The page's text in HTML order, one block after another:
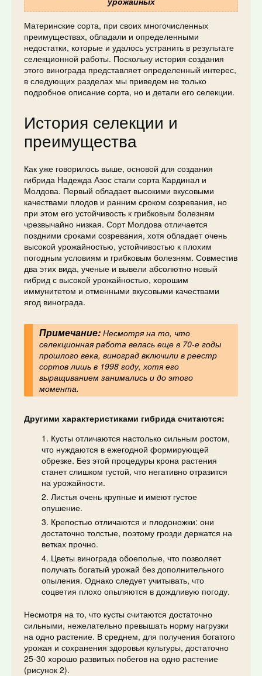
Материнские сорта, при своих многочисленных
преимуществах, обладали и определенными
недостатки, которые и удалось устранить в результате
селекционной работы. Поскольку история создания
этого винограда представляет определенный интерес,
в следующих разделах мы приведем не только
подробное описание сорта, но и детали его селекции.
История селекции и
преимущества
Как уже говорилось выше, основой для создания
гибрида Надежда Азос стали сорта Кардинал и
Молдова. Первый обладает высокими вкусовыми
качествами плодов и ранним сроком созревания, но
при этом его устойчивость к грибковым болезням
чрезвычайно низкая. Сорт Молдова отличается
поздними сроками созревания, хотя обладает очень
высокой урожайностью, устойчивостью к плохим
погодным условиям и грибковым болезням. Совместив
два этих вида, ученые и вывели абсолютно новый
гибрид с высокой урожайностью, хорошим
иммунитетом и отменными вкусовыми качествами
ягод винограда.
Примечание:Несмотря на то, что
селекционная работа велась еще в 70-е годы
прошлого века, виноград включили в реестр
сортов лишь в 1998 году, хотя его
выращиванием занимались и до этого
момента.
Другими характеристиками гибрида считаются:
Кусты отличаются настолько сильным ростом,
что нуждаются в ежегодной формирующей
обрезке. Без этой процедуры крона растения
станет слишком густой, что негативно отразится
на урожайности.
Листья очень крупные и имеют густое
опушение.
Крепостью отличаются и плодоножки: они
достаточно толстые, поэтому грозди держатся на
ветках прочно.
Цветы винограда обоеполые, что позволяет
получать богатый урожай без дополнительного
опыления. Однако следует учитывать, что
соцветия плохо опыляются в дождливую погоду.
Несмотря на то, что кусты считаются достаточно
сильными, нежелательно превышать норму нагрузки
на одно растение. В среднем, для получения богатого
урожая и сохранения здоровья культуры, достаточно
25-30 хорошо развитых побегов на одно растение
(рисунок 2).